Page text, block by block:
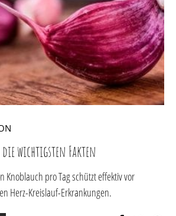
wichtigsten Fakten
Knoblauch pro Tag schützt effektiv vor
Herz-Kreislauf-Erkrankungen.